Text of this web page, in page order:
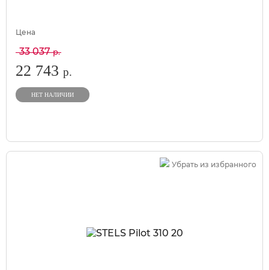
Цена
33 037р.
22 743 р.
НЕТ НАЛИЧИИ
Убрать из избранного